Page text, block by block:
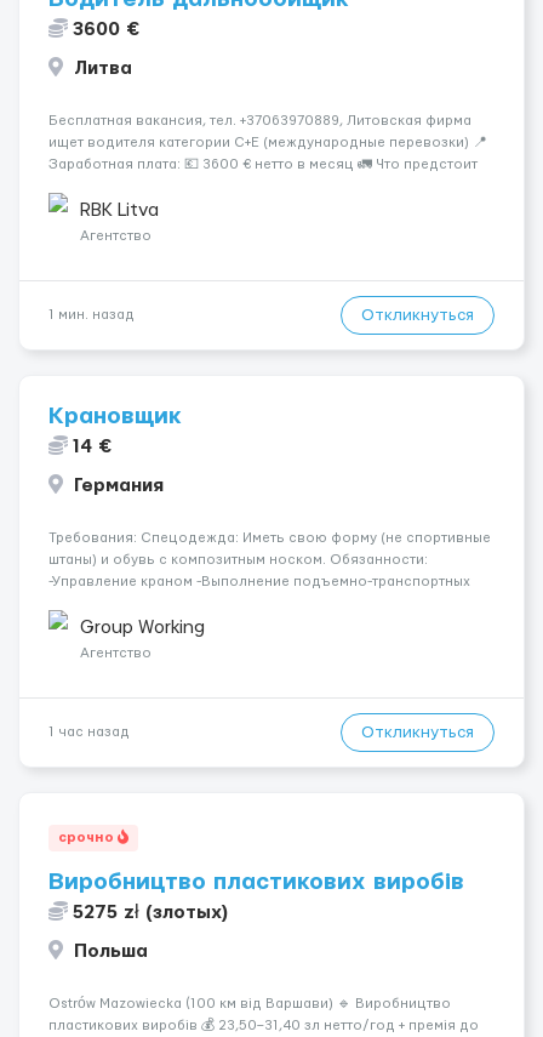
3600 €
Литва
Бесплатная вакансия, тел. +37063970889, Литовская фирма
ищет водителя категории C+E (международные перевозки) 📍
Заработная плата: 💶 3600 € нетто в месяц 🚛 Что предстоит
рефрижераторах. В среднем 400–500 км в день. Погрузки и
разгрузки ...
RBK Litva
Агентство
1 мин. назад Откликнуться
Крановщик
14 €
Германия
Требования: Спецодежда: Иметь свою форму (не спортивные
штаны) и обувь с композитным носком. Обязанности:
-Управление краном -Выполнение подъемно-транспортных
инструкций по безопасности. -Опыт управления различными
типами кранов (моб...
Group Working
Агентство
1 час назад Откликнуться
срочно
Виробництво пластикових виробів
5275 zł (злотых)
Польша
Ostrów Mazowiecka (100 км від Варшави) 🔹 Виробництво
пластикових виробів 💰 23,50–31,40 зл нетто/год + премія до